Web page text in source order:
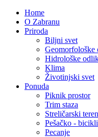
Home
O Zabranu
Priroda
Biljni svet
Geomorfološke
Hidrološke
Klima
Životinjski svet
Ponuda
Piknik prostor
Trim staza
Streličarski teren
Pešačko -
Pecanje